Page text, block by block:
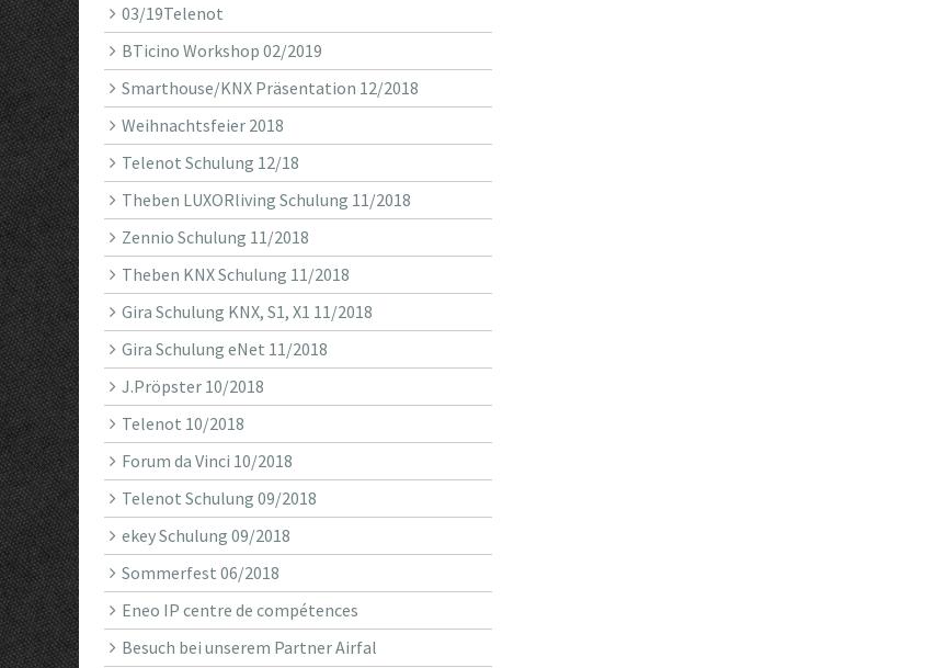
03/19Telenot
BTicino Workshop 02/2019
Smarthouse/KNX Präsentation 12/2018
Weihnachtsfeier 2018
Telenot Schulung 12/18
Theben LUXORliving Schulung 11/2018
Zennio Schulung 11/2018
Theben KNX Schulung 11/2018
Gira Schulung KNX, S1, X1 11/2018
Gira Schulung eNet 11/2018
J.Pröpster 10/2018
Telenot 10/2018
Forum da Vinci 10/2018
Telenot Schulung 09/2018
ekey Schulung 09/2018
Sommerfest 06/2018
Eneo IP centre de compétences
Besuch bei unserem Partner Airfal